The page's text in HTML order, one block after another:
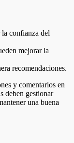
la confianza del
mejorar la
recomendaciones.
y comentarios en
deben gestionar
una buena